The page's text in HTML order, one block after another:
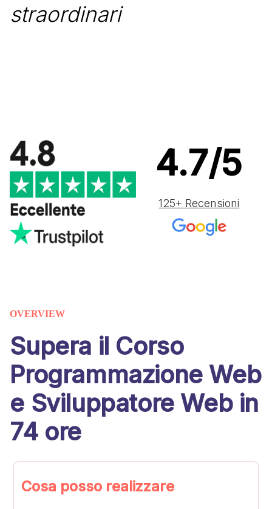
straordinari
4.7/5
125+ Recensioni
OVERVIEW
Supera il Corso
Programmazione Web
e Sviluppatore Web in
74 ore
Cosa posso realizzare